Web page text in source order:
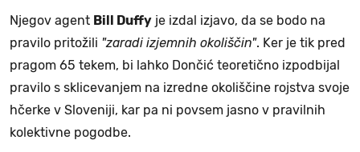
Njegov agent Bill Duffy je izdal izjavo, da se bodo na
pravilo pritožili "zaradi izjemnih okoliščin". Ker je tik pred
pragom 65 tekem, bi lahko Dončić teoretično izpodbijal
pravilo s sklicevanjem na izredne okoliščine rojstva svoje
hčerke v Sloveniji, kar pa ni povsem jasno v pravilnih
kolektivne pogodbe.